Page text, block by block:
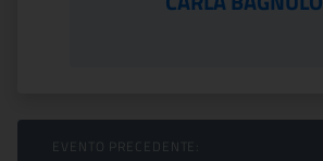
Sfoglia Eventi
EVENTO PRECEDENTE: